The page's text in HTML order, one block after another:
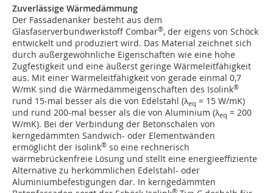
Zuverlässige Wärmedämmung
Der Fassadenanker besteht aus dem
Glasfaserverbundwerkstoff Combar®, der eigens von Schöck
entwickelt und produziert wird. Das Material zeichnet sich
durch außergewöhnliche Eigenschaften wie eine hohe
Zugfestigkeit und eine äußerst geringe Wärmeleitfähigkeit
aus. Mit einer Wärmeleitfähigkeit von gerade einmal 0,7
W/mK sind die Wärmedämmeigenschaften des Isolink®
rund 15-mal besser als die von Edelstahl (λeq = 15 W/mK)
und rund 200-mal besser als die von Aluminium (λeq = 200
W/mK). Bei der Verbindung der Betonschalen von
kerngedämmten Sandwich- oder Elementwänden
ermöglicht der Isolink® so eine rechnerisch
wärmebrückenfreie Lösung und stellt eine energieeffiziente
Alternative zu herkömmlichen Edelstahl- oder
Aluminiumbefestigungen dar. In kerngedämmten
®